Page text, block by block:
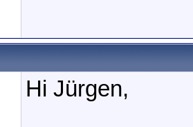
Hi Jürgen,